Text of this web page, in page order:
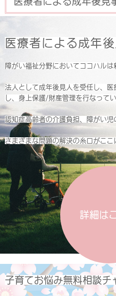
医療者による成年後
障がい福祉分野においてココハルは
法人として成年後見人を受任し、
し、身上保護/財産管理を行なってい
認知症高齢者の介護負担、障がい児
さまざまな問題の解決の糸口がここ
詳細は
子育てお悩み無料相談チ